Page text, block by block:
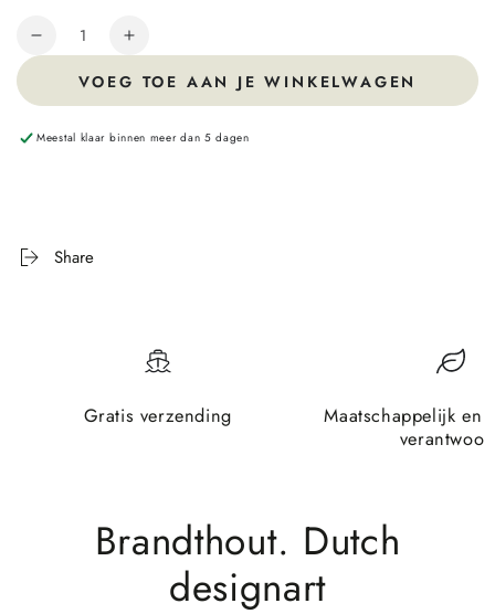
Hoeveelheid
VOEG TOE AAN JE WINKELWAGEN
Meestal klaar binnen meer dan 5 dagen
Share
Gratis verzending
Maatschappelijk en
Brandthout. Dutch
designart